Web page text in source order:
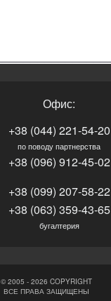
Офис:
+38 (044) 221-54-20
по поводу партнерства
+38 (096) 912-45-02
+38 (099) 207-58-22
+38 (063) 359-43-65
бугалтерия
© 2005 - 2026 COPYRIGHT
ВСЕ ПРАВА ЗАЩИЩЕНЫ